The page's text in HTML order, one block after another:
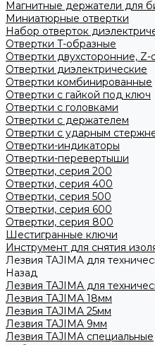
Магнитные держатели для
Миниатюрные отвертки
Набор отверток
Отвертки T-образные
Отвертки двухсторонние, Z-
Отвертки диэлектрические
Отвертки комбинированные
Отвертки с гайкой под ключ
Отвертки с головками
Отвертки с держателем
Отвертки с ударным
Отвертки-индикаторы
Отвертки-перевертыши
Отвертки, серия 200
Отвертки, серия 400
Отвертки, серия 500
Отвертки, серия 600
Отвертки, серия 800
Шестигранные ключи
Инструмент для снятия
Лезвия TAJIMA для
Назад
Лезвия TAJIMA для
Лезвия TAJIMA 18мм
Лезвия TAJIMA 25мм
Лезвия TAJIMA 9мм
Лезвия TAJIMA специальные